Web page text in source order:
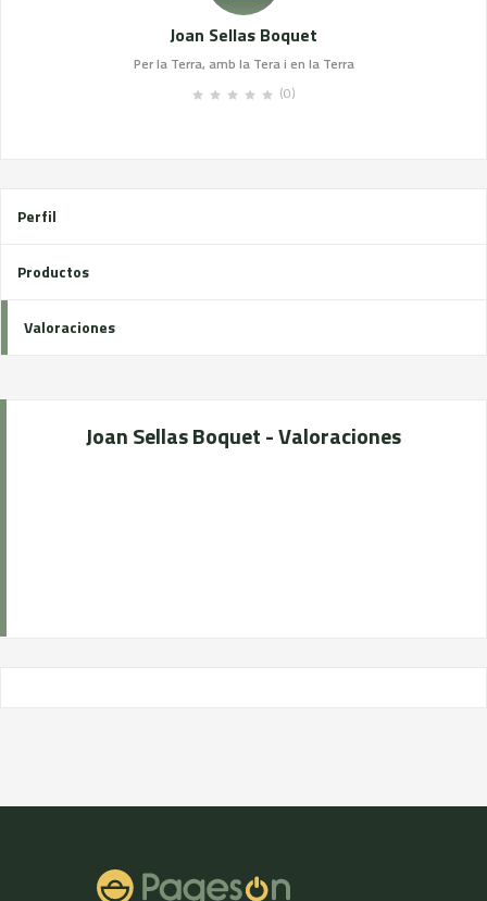
Joan Sellas Boquet
Per la Terra, amb la Tera i en la Terra
(0)
Perfil
Productos
Valoraciones
Joan Sellas Boquet - Valoraciones